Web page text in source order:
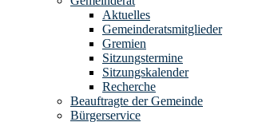
Aktuelles
Gemeinderatsmitglieder
Gremien
Sitzungstermine
Sitzungskalender
Recherche
Beauftragte der Gemeinde
Bürgerservice